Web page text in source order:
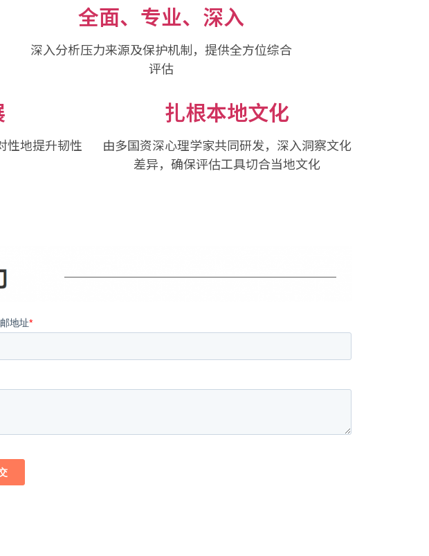
全面、专业、深入
深入分析压力来源及保护机制，提供全方位综合
评估
性地提升韧性
扎根本地文化
由多国资深心理学家共同研发，深入洞察文化
差异，确保评估工具切合当地文化